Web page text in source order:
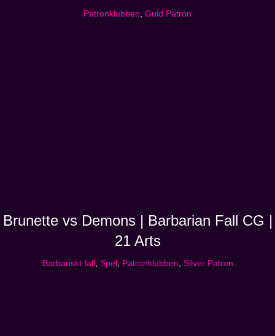
Patronklubben Guld Patron
Brunette vs Demons | Barbarian Fall CG |
21 Arts
Barbariskt fall , Spel , Patronklubben, Silver Patron